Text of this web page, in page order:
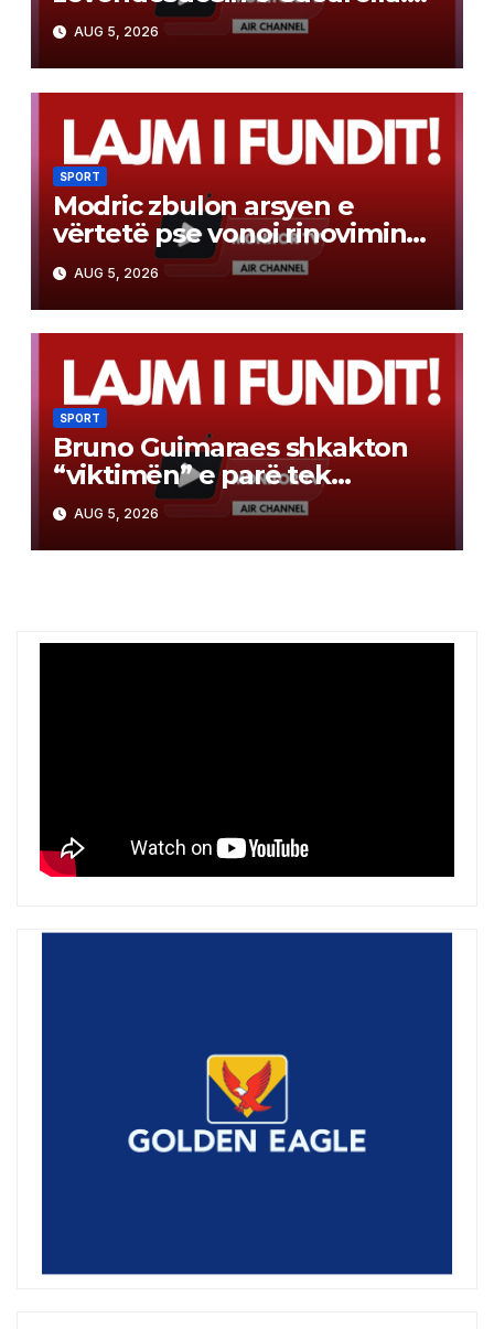
Vjen nga La Liga dhe do të
kushtojë vetëm 19 milionë
euro
AUG 5, 2026
SPORT
Modric zbulon arsyen e
vërtetë pse vonoi rinovimin
me Milanin: Doja të dëgjoja
atë më parë…
AUG 5, 2026
SPORT
Bruno Guimaraes shkakton
“viktimën” e parë tek
Arsenal? Chelsea gati të
përfitojë
AUG 5, 2026